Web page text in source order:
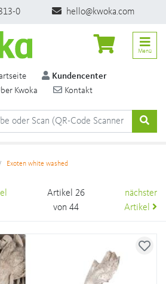
0 hello@kwoka.com
Kundencenter
Kwoka Kontakt
Menü
Exoten white washed
Artikel 26
von 44
nächster
Artikel